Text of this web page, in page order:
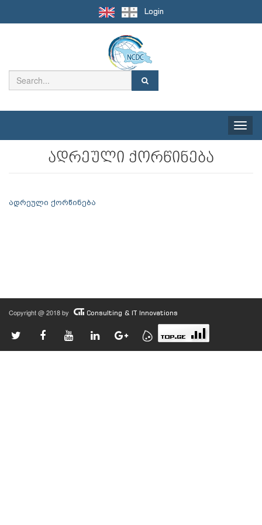
Login
Toggle
ადრეული ქორწინება
ადრეული ქორწინება
Copyright @ 2018 by Consulting & IT Innovations